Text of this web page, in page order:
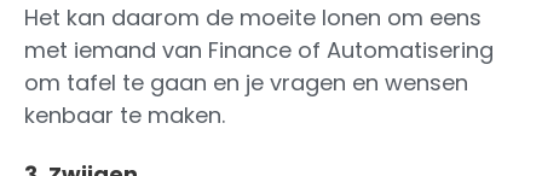
Het kan daarom de moeite lonen om eens
met iemand van Finance of Automatisering
om tafel te gaan en je vragen en wensen
kenbaar te maken.